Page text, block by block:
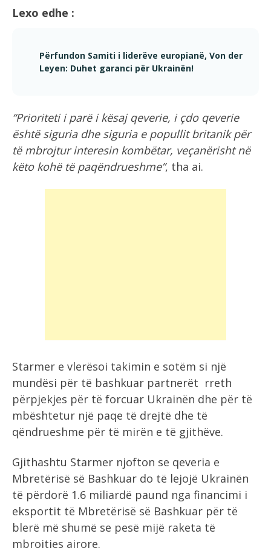
Lexo edhe :
Përfundon Samiti i liderëve europianë, Von der
Leyen: Duhet garanci për Ukrainën!
“Prioriteti i parë i kësaj qeverie, i çdo qeverie
është siguria dhe siguria e popullit britanik për
të mbrojtur interesin kombëtar, veçanërisht në
këto kohë të paqëndrueshme”, tha ai.
Starmer e vlerësoi takimin e sotëm si një
mundësi për të bashkuar partnerët rreth
përpjekjes për të forcuar Ukrainën dhe për të
mbështetur një paqe të drejtë dhe të
qëndrueshme për të mirën e të gjithëve.
Gjithashtu Starmer njofton se qeveria e
Mbretërisë së Bashkuar do të lejojë Ukrainën
të përdorë 1.6 miliardë paund nga financimi i
eksportit të Mbretërisë së Bashkuar për të
blerë më shumë se pesë mijë raketa të
mbrojtjes ajrore.